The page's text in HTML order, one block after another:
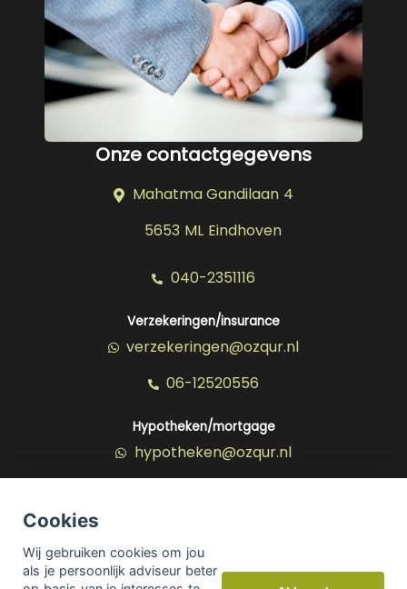
Cookies
Wij gebruiken cookies om jou
als je persoonlijk adviseur beter
Onze contactgegevens
Mahatma Gandilaan 4
5653 ML Eindhoven
040-2351116
Verzekeringen/insurance
verzekeringen@ozqur.nl
06-12520556
Hypotheken/mortgage
hypotheken@ozqur.nl
Sitemap